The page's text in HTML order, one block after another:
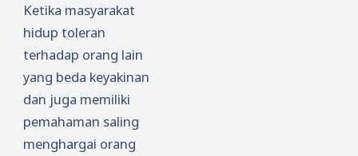
Ketika masyarakat
hidup toleran
terhadap orang lain
yang beda keyakinan
dan juga memiliki
pemahaman saling
menghargai orang